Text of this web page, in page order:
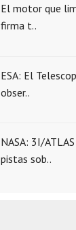
El motor que
firma t..
ESA: El
obser..
NASA: 3I/
pistas sob..